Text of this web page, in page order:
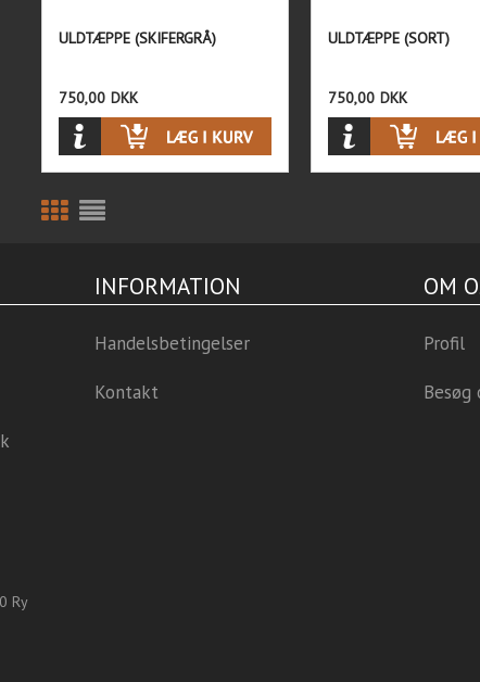
ULDTÆPPE (SKIFERGRÅ)
750,00 DKK
ULDTÆPPE (SORT)
750,00 DKK
INFORMATION
Handelsbetingelser
Kontakt
OM
Profil
Besøg
Ry